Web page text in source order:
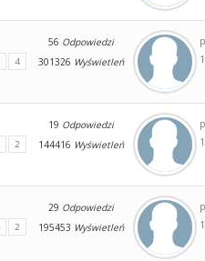
4
56 Odpowiedzi
301326 Wyświetleń
2
19 Odpowiedzi
144416 Wyświetleń
2
29 Odpowiedzi
195453 Wyświetleń